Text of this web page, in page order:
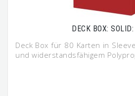
DECK BOX: SOLID:
Deck Box für 80 Karten in
und widerstandsfähigem